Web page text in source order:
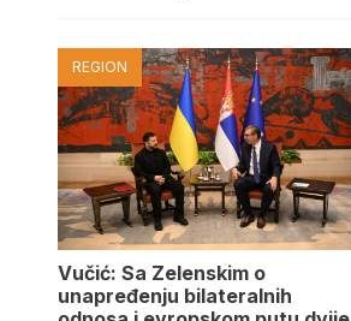
REGION
Vučić: Sa Zelenskim o
unapređenju bilateralnih